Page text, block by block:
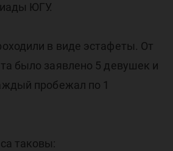
ЮГУ.
в виде эстафеты. От
было заявлено 5 девушек и
пробежал по 1
таковы: